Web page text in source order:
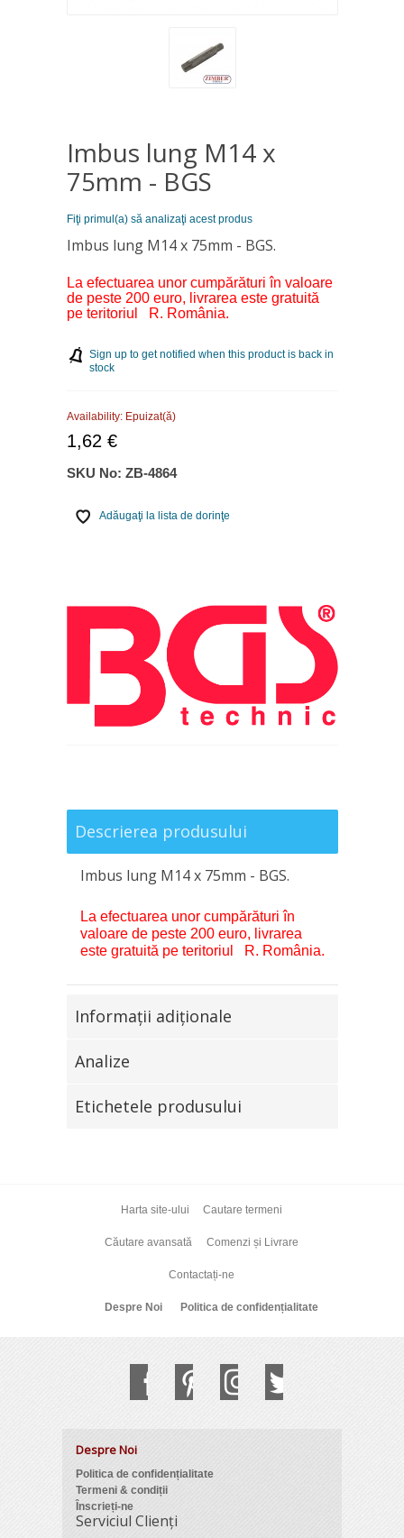
Imbus lung M14 x
75mm - BGS
Fiţi primul(a) să analizaţi acest produs
Imbus lung M14 x 75mm - BGS.
La efectuarea unor cumpărături în valoare
de peste 200 euro, livrarea este gratuită
pe teritoriul R. România.
Sign up to get notified when this product is back in
stock
Availability: Epuizat(ă)
1,62 €
SKU No: ZB-4864
Adăugaţi la lista de dorinţe
Descrierea produsului
Imbus lung M14 x 75mm - BGS.
La efectuarea unor cumpărături în
valoare de peste 200 euro, livrarea
este gratuită pe teritoriul R. România.
Informaţii adiţionale
Analize
Etichetele produsului
Harta site-ului Cautare termeni
Căutare avansată Comenzi și Livrare
Contactați-ne
Despre Noi Politica de confidențialitate
Despre Noi
Politica de confidențialitate
Termeni & condiții
Înscrieți-ne
Serviciul Clienți